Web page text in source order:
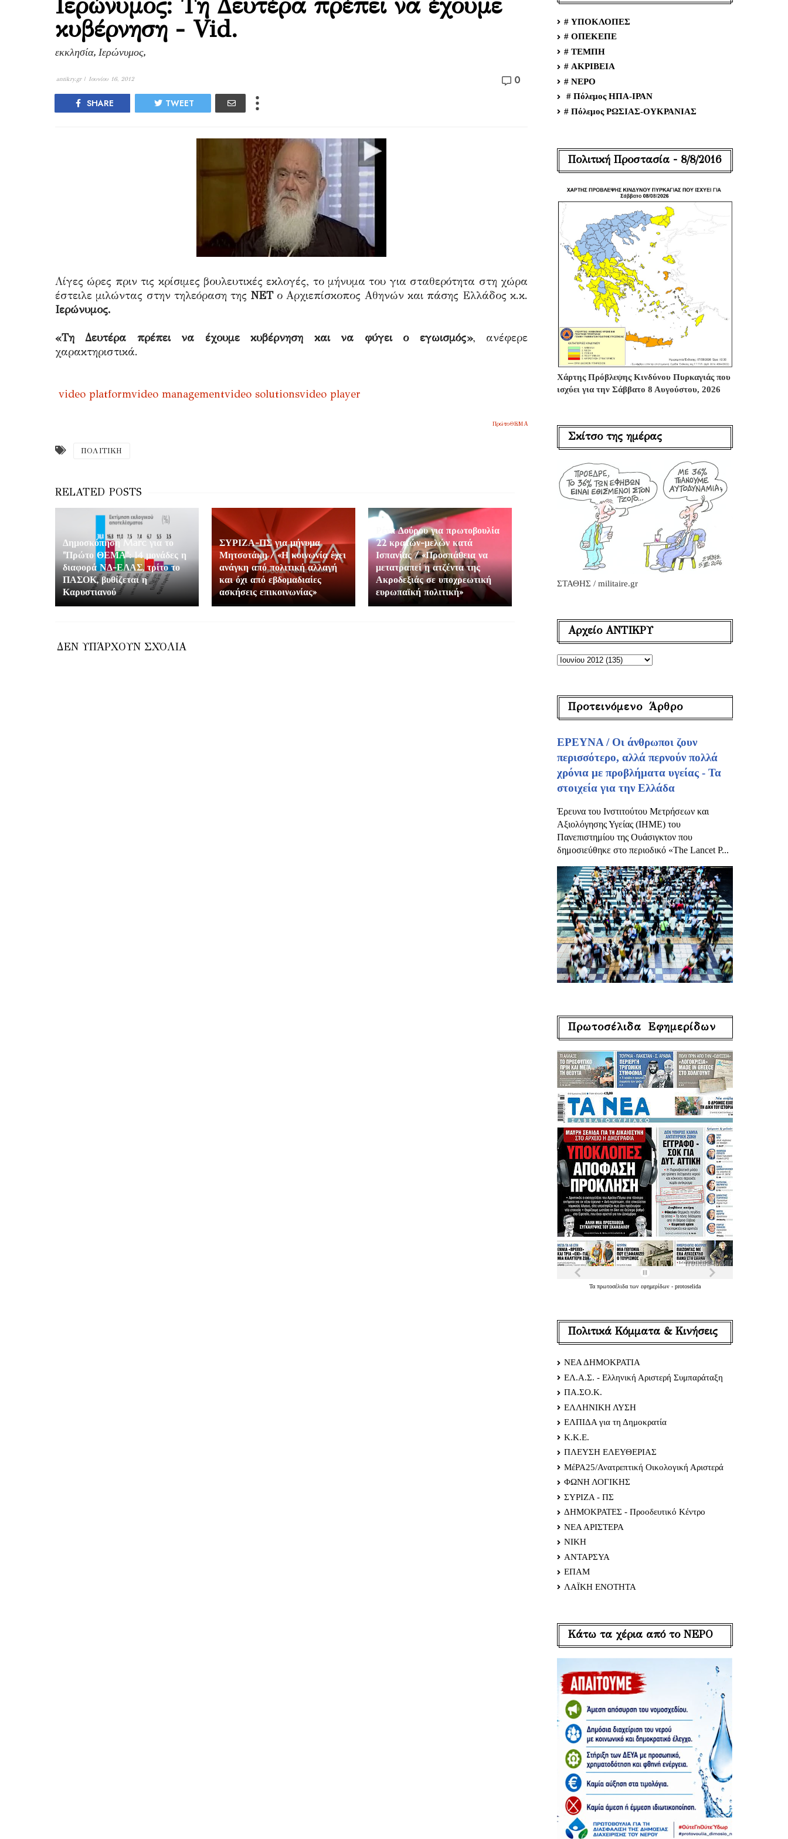
κυβέρνηση - Vid.
εκκλησία, Ιερώνυμος,
antikry.gr | Ιουνίου 16, 2012 0
SHARE TWEET
Λίγες ώρες πριν τις κρίσιμες βουλευτικές εκλογές, το μήνυμα του για σταθερότητα στη χώρα
έστειλε μιλώντας στην τηλεόραση της ΝΕΤο Αρχιεπίσκοπος Αθηνών και πάσης Ελλάδος κ.κ.
Ιερώνυμος.
«Τη Δευτέρα πρέπει να έχουμε κυβέρνηση και να φύγει ο εγωισμός», ανέφερε
χαρακτηριστικά.
video platformvideo managementvideo solutionsvideo player
ΠρώτοΘΕΜΑ
ΠΟΛΙΤΙΚΗ
Δημοσκόπηση Marc για το
"Πρώτο ΘΕΜΑ": 14 μονάδες η
διαφορά ΝΔ-ΕΛΑΣ, τρίτο το
ΠΑΣΟΚ, βυθίζεται η
Καρυστιανού
ΣΥΡΙΖΑ-ΠΣ για μήνυμα
Μητσοτάκη / «Η κοινωνία έχει
ανάγκη από πολιτική αλλαγή
και όχι από εβδομαδιαίες
ασκήσεις επικοινωνίας»
Ρένα Δούρου για πρωτοβουλία
22 κρατών-μελών κατά
Ισπανίας / «Προσπάθεια να
μετατραπεί η ατζέντα της
Ακροδεξιάς σε υποχρεωτική
ευρωπαϊκή πολιτική»
ΔΕΝ ΥΠΆΡΧΟΥΝ ΣΧΌΛΙΑ
# ΥΠΟΚΛΟΠΕΣ
# ΟΠΕΚΕΠΕ
# ΤΕΜΠΗ
# ΑΚΡΙΒΕΙΑ
# ΝΕΡΟ
# Πόλεμος ΗΠΑ-ΙΡΑΝ
# Πόλεμος ΡΩΣΙΑΣ-ΟΥΚΡΑΝΙΑΣ
Πολιτική Προστασία - 8/8/2016
Χάρτης Πρόβλεψης Κινδύνου Πυρκαγιάς που
ισχύει για την Σάββατο 8 Αυγούστου, 2026
Σκίτσο της ημέρας
ΣΤΑΘΗΣ / militaire.gr
Αρχείο ΑΝΤΙΚΡΥ
Προτεινόμενο Άρθρο
ΕΡΕΥΝΑ / Οι άνθρωποι ζουν
περισσότερο, αλλά περνούν πολλά
χρόνια με προβλήματα υγείας - Τα
στοιχεία για την Ελλάδα
Έρευνα του Ινστιτούτου Μετρήσεων και
Αξιολόγησης Υγείας (IHME) του
Πανεπιστημίου της Ουάσιγκτον που
δημοσιεύθηκε στο περιοδικό «The Lancet P...
Πρωτοσέλιδα Εφημερίδων
Τα πρωτοσέλιδα των εφημερίδων - protoselida
Πολιτικά Κόμματα & Κινήσεις
ΝΕΑ ΔΗΜΟΚΡΑΤΙΑ
ΕΛ.Α.Σ. - Ελληνική Αριστερή Συμπαράταξη
ΠΑ.ΣΟ.Κ.
ΕΛΛΗΝΙΚΗ ΛΥΣΗ
ΕΛΠΙΔΑ για τη Δημοκρατία
Κ.Κ.Ε.
ΠΛΕΥΣΗ ΕΛΕΥΘΕΡΙΑΣ
ΜέΡΑ25/Ανατρεπτική Οικολογική Αριστερά
ΦΩΝΗ ΛΟΓΙΚΗΣ
ΣΥΡΙΖΑ - ΠΣ
ΔΗΜΟΚΡΑΤΕΣ - Προοδευτικό Κέντρο
ΝΕΑ ΑΡΙΣΤΕΡΑ
ΝΙΚΗ
ΑΝΤΑΡΣΥΑ
ΕΠΑΜ
ΛΑΪΚΗ ΕΝΟΤΗΤΑ
Κάτω τα χέρια από το ΝΕΡΟ